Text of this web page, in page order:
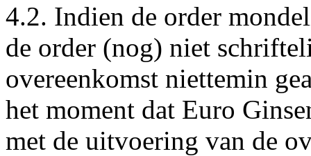
4.2. Indien de order
de order (nog) niet
overeenkomst niettemin
het moment dat Euro
met de uitvoering van de